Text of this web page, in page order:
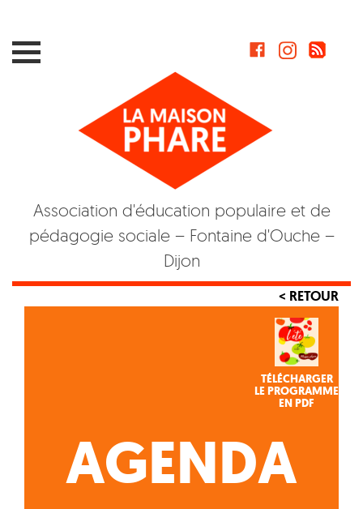
Association d'éducation populaire et de
pédagogie sociale – Fontaine d'Ouche –
Dijon
< RETOUR
TÉLÉCHARGER
LE PROGRAMME
EN PDF
AGENDA